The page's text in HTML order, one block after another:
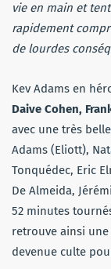
vie en main et
rapidement
de lourdes
Kev Adams en
Daive Cohen,
avec une très
Adams (Eliott),
Tonquédec, Eric
De Almeida,
52 minutes
retrouve ainsi
devenue culte